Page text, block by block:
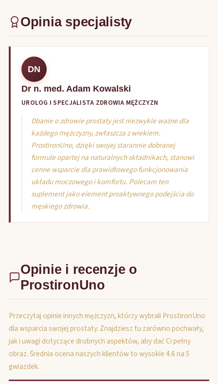
Opinia specjalisty
DN
Dr n. med. Adam Kowalski
UROLOG I SPECJALISTA ZDROWIA MĘŻCZYZN
Dbanie o zdrowie prostaty jest niezwykle ważne dla
każdego mężczyzny, zwłaszcza z wiekiem.
ProstironUno, dzięki swojej starannie dobranej
formule opartej na naturalnych składnikach, stanowi
cenne wsparcie dla prawidłowego funkcjonowania
układu moczowego i komfortu. Polecam ten
suplement jako element proaktywnego podejścia do
męskiego zdrowia.
Opinie i recenzje o
ProstironUno
Przeczytaj opinie innych mężczyzn, którzy wybrali ProstironUno
dla wsparcia swojej prostaty. Znajdziesz tu zarówno pochwały,
jak i uwagi dotyczące drobnych aspektów, aby dać Ci pełny
obraz. Średnia ocena naszych klientów to wysokie 4.6 na 5
gwiazdek.